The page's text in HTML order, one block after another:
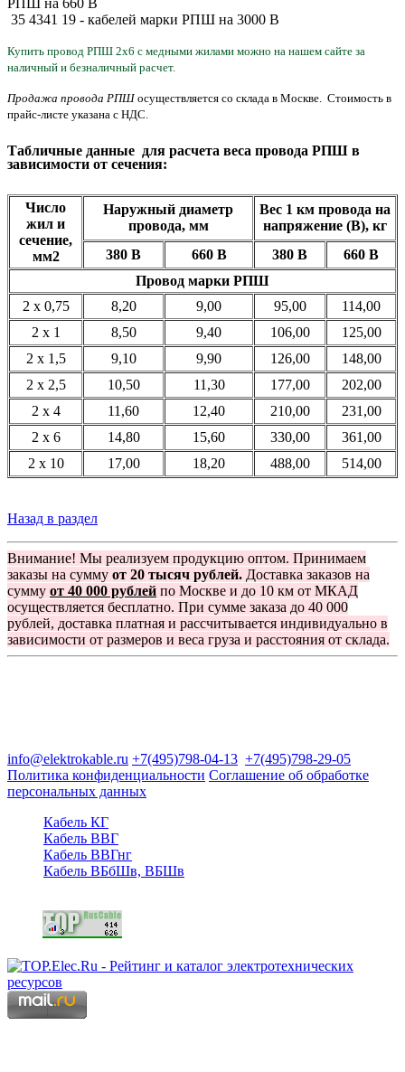
РПШ на 660 В
35 4341 19 - кабелей марки РПШ на 3000 В
Купить провод РПШ 2х6 с медными жилами можно на нашем сайте за
наличный и безналичный расчет.
Продажа провода РПШ осуществляется со склада в Москве. Стоимость в
прайс-листе указана с НДС.
Табличные данные для расчета веса провода РПШ в
зависимости от сечения:
Число
жил и
сечение,
мм2
Наружный диаметр
провода, мм
Вес 1 км провода на
напряжение (В), кг
380 В
660 В 380 В 660 В
Провод марки РПШ
2 x 0,75
8,20 9,00 95,00
114,00
2 x 1
8,50 9,40 106,00
125,00
2 x 1,5
9,10 9,90 126,00
148,00
2 x 2,5
10,50 11,30 177,00
202,00
2 x 4
11,60 12,40 210,00
231,00
2 x 6
14,80 15,60 330,00
361,00
2 x 10
17,00 18,20 488,00 514,00
Назад в раздел
Внимание! Мы реализуем продукцию оптом. Принимаем
заказы на сумму от 20 тысяч рублей. Доставка заказов на
сумму от 40 000 рублей по Москве и до 10 км от МКАД
осуществляется бесплатно. При сумме заказа до 40 000
рублей, доставка платная и рассчитывается индивидуально в
зависимости от размеров и веса груза и расстояния от склада.
info@elektrokable.ru +7(495)798-04-13 +7(495)798-29-05
Политика конфиденциальности Соглашение об обработке
персональных данных
Кабель КГ
Кабель ВВГ
Кабель ВВГнг
Кабель ВБбШв, ВБШв